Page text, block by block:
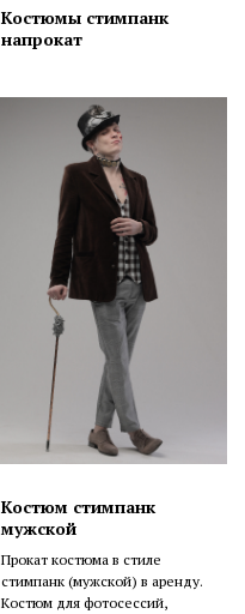
Костюмы стимпанк
напрокат
Костюм стимпанк
мужской
Прокат костюма в стиле
стимпанк (мужской) в аренду.
Костюм для фотосессий,